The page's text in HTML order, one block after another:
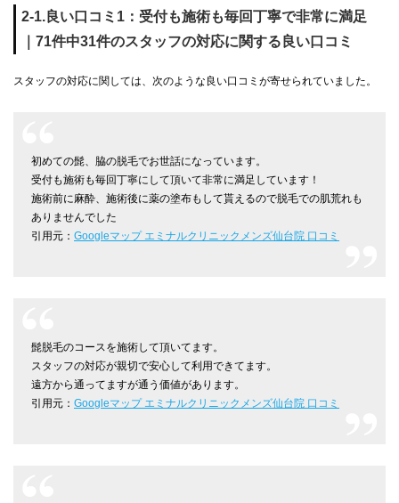
2-1.良い口コミ1：受付も施術も毎回丁寧で非常に満足
｜71件中31件のスタッフの対応に関する良い口コミ
スタッフの対応に関しては、次のような良い口コミが寄せられていました。
初めての髭、脇の脱毛でお世話になっています。
受付も施術も毎回丁寧にして頂いて非常に満足しています！
施術前に麻酔、施術後に薬の塗布もして貰えるので脱毛での肌荒れも
ありませんでした
引用元： Googleマップ エミナルクリニックメンズ仙台院 口コミ
髭脱毛のコースを施術して頂いてます。
スタッフの対応が親切で安心して利用できてます。
遠方から通ってますが通う価値があります。
引用元： Googleマップ エミナルクリニックメンズ仙台院 口コミ